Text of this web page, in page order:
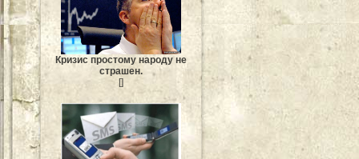
Кризис простому народу не
страшен.
[]